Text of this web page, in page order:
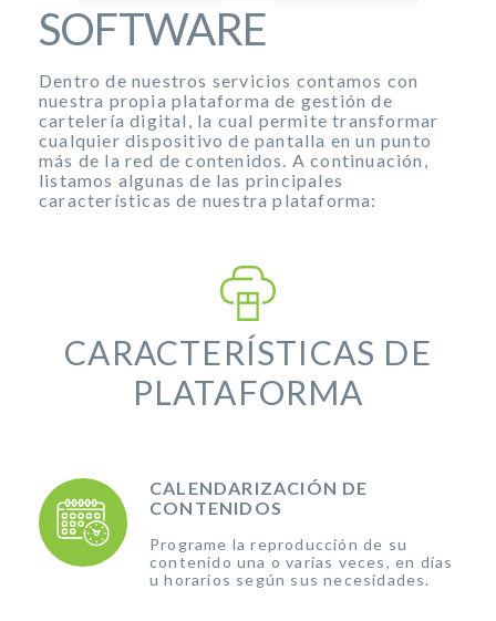
SOFTWARE
Dentro de nuestros servicios contamos con
nuestra propia plataforma de gestión de
cartelería digital, la cual permite transformar
cualquier dispositivo de pantalla en un punto
más de la red de contenidos. A continuación,
listamos algunas de las principales
características de nuestra plataforma:
CARACTERÍSTICAS DE
PLATAFORMA
CALENDARIZACIÓN DE
CONTENIDOS
Programe la reproducción de su
contenido una o varias veces, en días
u horarios según sus necesidades.